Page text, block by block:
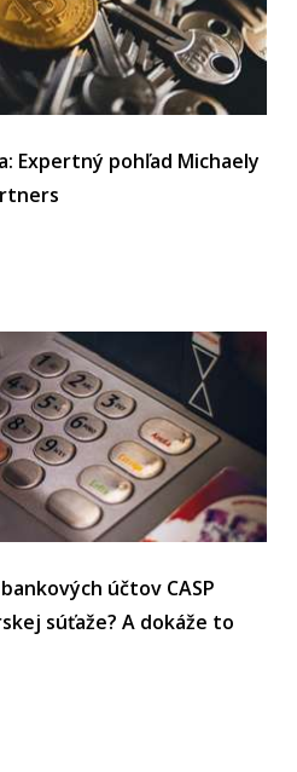
Expertný pohľad Michaely
účtov CASP
súťaže? A dokáže to